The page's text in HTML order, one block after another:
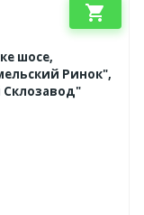
shopping_cart
шосе,
Ринок",
Склозавод"